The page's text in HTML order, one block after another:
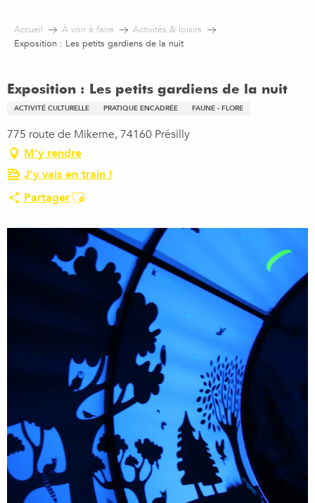
contenu
Accueil À voir à faire
Activités & loisirs
Exposition : Les petits gardiens de la nuit
Exposition : Les petits gardiens de la nuit
ACTIVITÉ CULTURELLE PRATIQUE ENCADRÉE FAUNE - FLORE
775 route de Mikerne, 74160 Présilly
M'y rendre
J'y vais en train !
PartagerAjouter aux favoris